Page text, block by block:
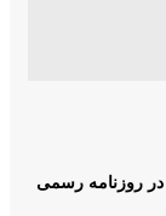
((انجمن دیابت ایران)) ثبت و در تاریخ 1370/02/11 در روزنامه رسمی